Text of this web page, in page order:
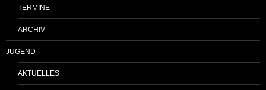
TERMINE
ARCHIV
JUGEND
AKTUELLES